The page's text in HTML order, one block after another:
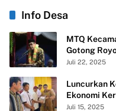
Info Desa
MTQ
Gotong
Desa
Juli 22, 2025
Luncurkan
Ekonomi
Juli 15, 2025